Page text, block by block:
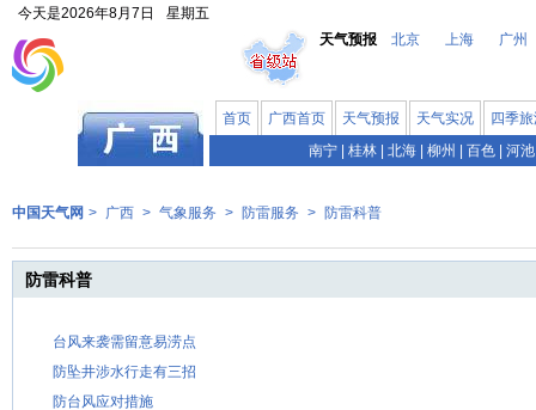
今天是2026年8月7日
星期五
天气预报
北京 上海 广州
首页 广西首页 天气预报 天气实况
四季
南宁
桂林 北海 柳州 百色 河池
中国天气网 > 广西 > 气象服务 > 防雷服务 > 防雷科普
防雷科普
台风来袭需留意易涝点
防坠井涉水行走有三招
防台风应对措施